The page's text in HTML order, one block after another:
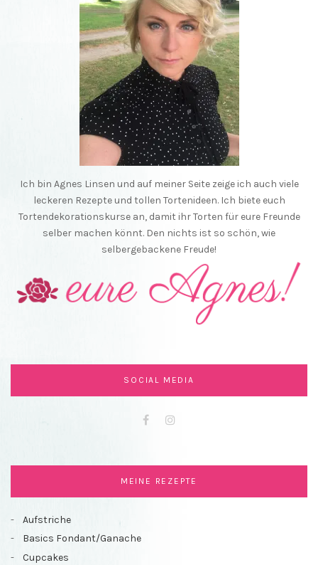
Ich bin Agnes Linsen und auf meiner Seite zeige ich auch viele
leckeren Rezepte und tollen Tortenideen. Ich biete euch
Tortendekorationskurse an, damit ihr Torten für eure Freunde
selber machen könnt. Den nichts ist so schön, wie
selbergebackene Freude!
SOCIAL MEDIA
Facebook
MEINE REZEPTE
Aufstriche
Basics Fondant/Ganache
Cupcakes